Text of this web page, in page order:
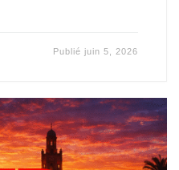
Publié juin 5, 2026